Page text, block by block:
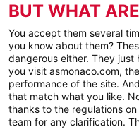
BUT WHAT
You accept them several
you know about them?
dangerous either. They
you visit asmonaco.com,
performance of the site.
that match what you like.
thanks to the regulations
team for any clarification.